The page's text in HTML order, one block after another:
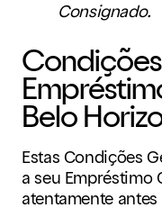
Consignado.
Belo
Estas Condições
a seu Empréstimo
atentamente